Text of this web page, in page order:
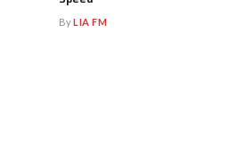
ByLIA FM